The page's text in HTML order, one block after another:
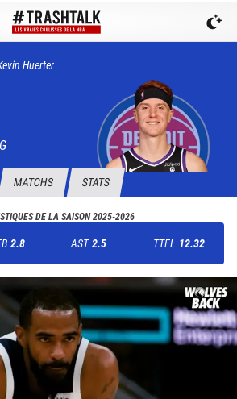
Huerter
MATCHS STATS
DE LA SAISON2025-2026
2.8 AST 2.5 TTFL 12.32